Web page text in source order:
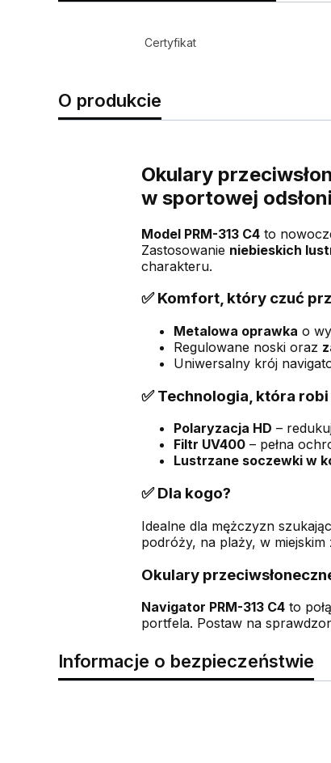
Certyfikat
O produkcie
Okulary
w sportowej
Model PRM-313 C4to
Zastosowanie niebieskich
charakteru.
✅ Komfort, który czuć
Metalowa oprawka o
Regulowane noski oraz
Uniwersalny krój
✅ Technologia, która
Polaryzacja HD –
Filtr UV400– pełna
Lustrzane soczewki w
✅ Dla kogo?
Idealne dla mężczyzn
podróży, na plaży, w miejskim
Okulary
Navigator PRM-313 C4to
portfela. Postaw na
Informacje o bezpieczeństwie